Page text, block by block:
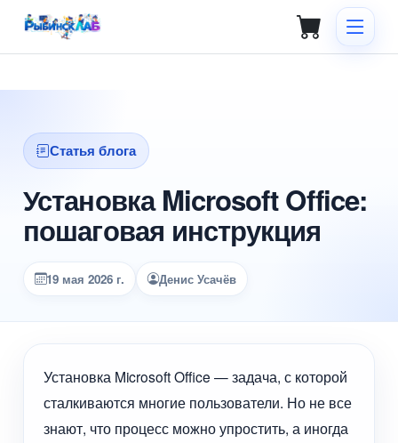
Статья блога
Установка Microsoft Office:
пошаговая инструкция
19 мая 2026 г. Денис Усачёв
Установка Microsoft Office — задача, с которой
сталкиваются многие пользователи. Но не все
знают, что процесс можно упростить, а иногда